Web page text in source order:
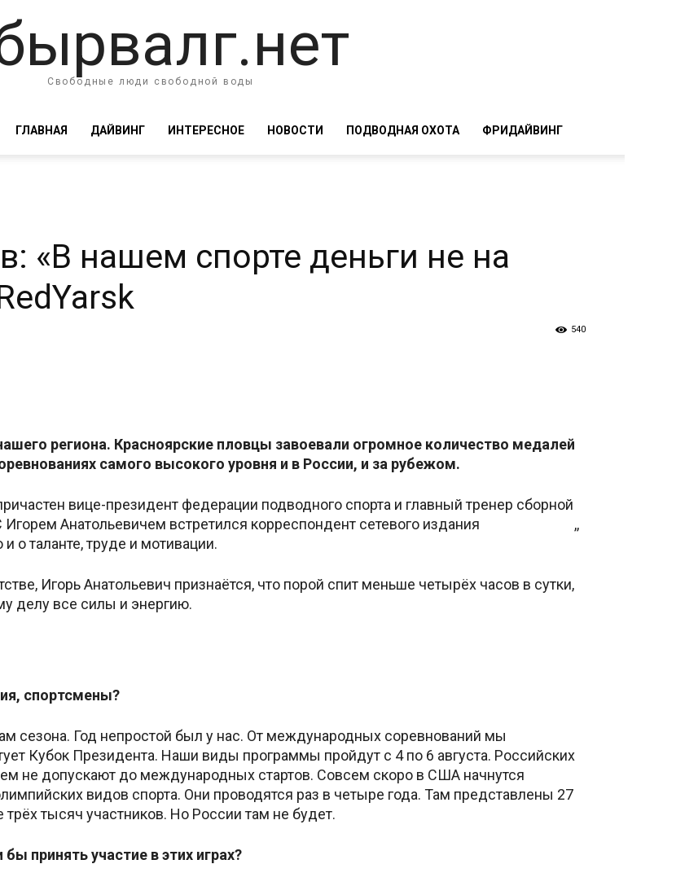
Свободные люди свободной воды
ГЛАВНАЯ ДАЙВИНГ ИНТЕРЕСНОЕ НОВОСТИ ПОДВОДНАЯ ОХОТА ФРИДАЙВИНГ
«В нашем спорте деньги не на
540
региона. Красноярские пловцы завоевали огромное количество медалей
самого высокого уровня и в России, и за рубежом.
вице-президент федерации подводного спорта и главный тренер сборной
Анатольевичем встретился корреспондент сетевого издания
,,
о таланте, труде и мотивации.
Игорь Анатольевич признаётся, что порой спит меньше четырёх часов в сутки,
делу все силы и энергию.
спортсмены?
сезона. Год непростой был у нас. От международных соревнований мы
Кубок Президента. Наши виды программы пройдут с 4 по 6 августа. Российских
не допускают до международных стартов. Совсем скоро в США начнутся
видов спорта. Они проводятся раз в четыре года. Там представлены 27
тысяч участников. Но России там не будет.
принять участие в этих играх?